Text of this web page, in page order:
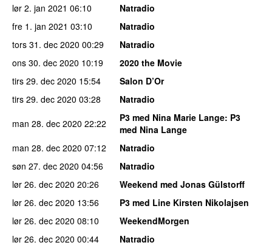
lør 2. jan 2021 06:10
Natradio
fre 1. jan 2021 03:10
Natradio
tors 31. dec 2020 00:29
Natradio
ons 30. dec 2020 10:19
2020 the Movie
tirs 29. dec 2020 15:54
Salon D’Or
tirs 29. dec 2020 03:28
Natradio
man 28. dec 2020 22:22 P3 med Nina Marie Lange: P3
med Nina Lange
man 28. dec 2020 07:12
Natradio
søn 27. dec 2020 04:56
Natradio
lør 26. dec 2020 20:26
Weekend med Jonas Gülstorff
lør 26. dec 2020 13:56
P3 med Line Kirsten Nikolajsen
lør 26. dec 2020 08:10
WeekendMorgen
lør 26. dec 2020 00:44
Natradio